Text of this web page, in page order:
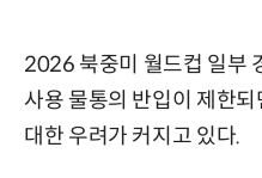
2026 북중미 월드컵 일부
사용 물통의 반입이 제한되
대한 우려가 커지고 있다.